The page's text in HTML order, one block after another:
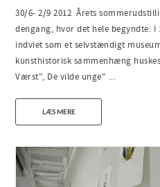
30/6- 2/9 2012 Årets
dengang, hvor det hele begyndte: I
indviet som et selvstændigt
kunsthistorisk sammenhæng
Værst", De vilde unge" ...
LÆS MERE